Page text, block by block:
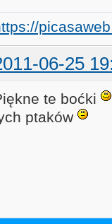
06-25
te boćki
ptaków